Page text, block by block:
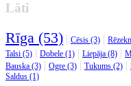
Läti
Rīga (53) | Cēsis (3) |
Talsi (5) | Dobele (1) | Liepāja (8) |
Bauska (3) | Ogre (3) | Tukums (2) |
Saldus (1)